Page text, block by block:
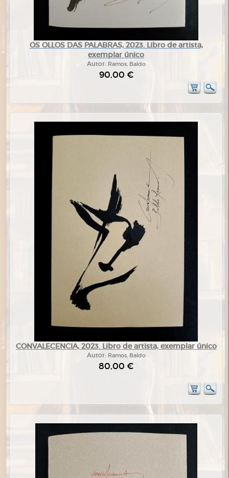
OS OLLOS DAS PALABRAS, 2023. Libro de artista,
exemplar único
Autor: Ramos, Baldo
90,00 €
CONVALECENCIA, 2023. Libro de artista, exemplar único
Autor: Ramos, Baldo
80,00 €